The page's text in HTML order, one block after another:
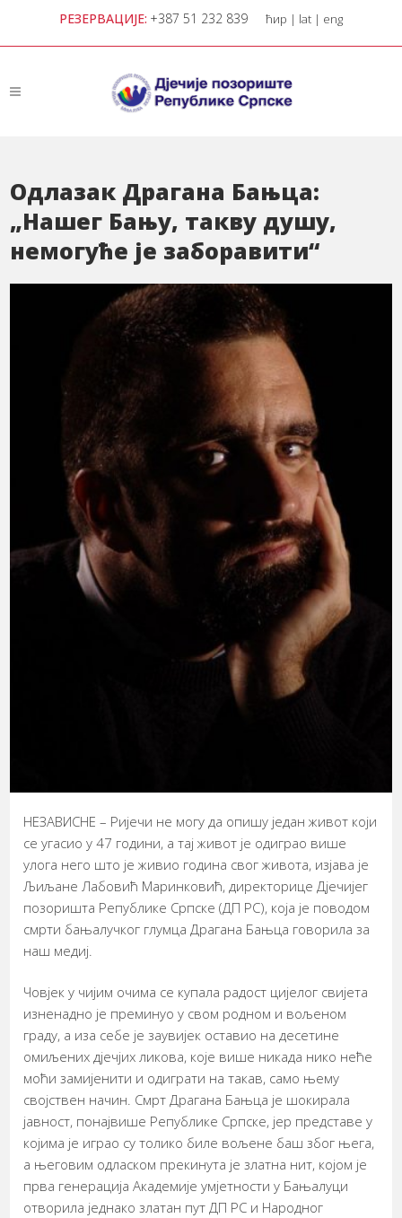
РЕЗЕРВАЦИЈЕ: +387 51 232 839 ћир | lat | eng
Одлазак Драгана Бањца:
„Нашег Бању, такву душу,
немогуће је заборавити“
НЕЗАВИСНЕ – Ријечи не могу да опишу један живот који
се угасио у 47 години, а тај живот је одиграо више
улога него што је живио година свог живота, изјава је
Љиљане Лабовић Маринковић, директорице Дјечијег
позоришта Републике Српске (ДП РС), која је поводом
смрти бањалучког глумца Драгана Бањца говорила за
наш медиј.
Човјек у чијим очима се купала радост цијелог свијета
изненадно је преминуо у свом родном и вољеном
граду, а иза себе је заувијек оставио на десетине
омиљених дјечјих ликова, које више никада нико неће
моћи замијенити и одиграти на такав, само њему
својствен начин. Смрт Драгана Бањца је шокирала
јавност, понајвише Републике Српске, јер представе у
којима је играо су толико биле вољене баш због њега,
а његовим одласком прекинута је златна нит, којом је
прва генерација Академије умјетности у Бањалуци
отворила једнако златан пут ДП РС и Народног